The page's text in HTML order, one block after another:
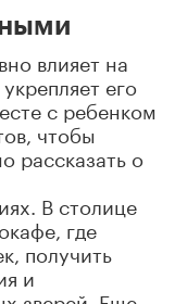
влияет на
его
с ребенком
чтобы
рассказать о
В столице
где
получить
и